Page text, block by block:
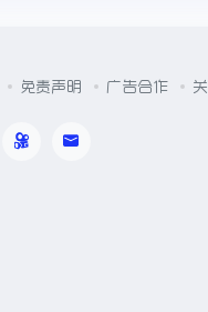
免责声明 广告合作